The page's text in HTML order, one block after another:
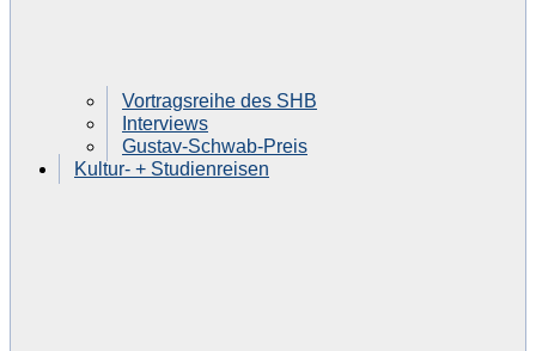
Vortragsreihe des SHB
Interviews
Gustav-Schwab-Preis
Kultur- + Studienreisen